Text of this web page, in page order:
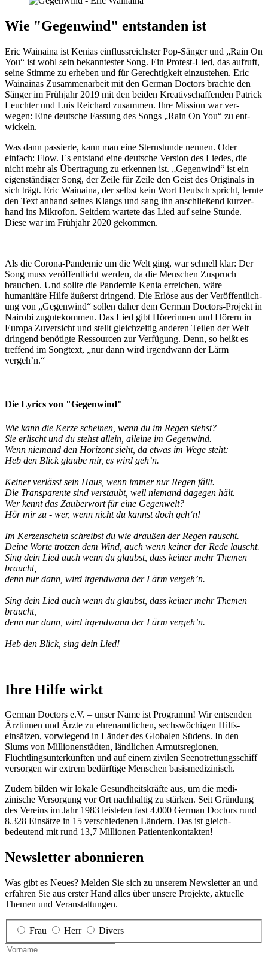
Wie "Gegenwind" entstanden ist
Eric Wainaina ist Kenias ein­fluss­reichster Pop-Sänger und „Rain On
You“ ist wohl sein be­kanntester Song. Ein Protest-Lied, das auf­ruft,
seine Stimme zu er­heben und für Gerechtig­keit einzu­stehen. Eric
Wainainas Zusammen­arbeit mit den German Doctors brachte den
Sänger im Frühjahr 2019 mit den beiden Kreativ­schaffenden Patrick
Leuchter und Luis Reichard zu­sammen. Ihre Mission war ver­
wegen: Eine deutsche Fassung des Songs „Rain On You“ zu ent­
wickeln.
Was dann passierte, kann man eine Stern­stunde nennen. Oder
einfach: Flow. Es ent­stand eine deutsche Version des Liedes, die
nicht mehr als Über­tragung zu er­kennen ist. „Gegen­wind“ ist ein
eigen­ständiger Song, der Zeile für Zeile den Geist des Originals in
sich trägt. Eric Wainaina, der selbst kein Wort Deutsch spricht, lernte
den Text an­hand seines Klangs und sang ihn an­schließend kurzer­
hand ins Mikrofon. Seit­dem wartete das Lied auf seine Stunde.
Diese war im Früh­jahr 2020 ge­kommen.
Als die Corona-Pandemie um die Welt ging, war schnell klar: Der
Song muss ver­öffentlicht werden, da die Menschen Zu­spruch
brauchen. Und sollte die Pandemie Kenia er­reichen, wäre
humanitäre Hilfe äußerst dringend. Die Erlöse aus der Ver­öffentlich­
ung von „Gegen­wind“ sollen daher dem German Doctors-Projekt in
Nairobi zugute­kommen. Das Lied gibt Hörerinnen und Hörern in
Europa Zu­versicht und stellt gleich­zeitig anderen Teilen der Welt
dringend be­nötigte Ressourcen zur Ver­fügung. Denn, so heißt es
treffend im Song­text, „nur dann wird irgendwann der Lärm
vergeh’n.“
Die Lyrics von "Gegenwind"
Wie kann die Kerze scheinen, wenn du im Regen stehst?
Sie erlischt und du stehst allein, alleine im Gegenwind.
Wenn niemand den Horizont sieht, da etwas im Wege steht:
Heb den Blick glaube mir, es wird geh’n.
Keiner verlässt sein Haus, wenn immer nur Regen fällt.
Die Transparente sind verstaubt, weil niemand dagegen hält.
Wer kennt das Zauberwort für eine Gegenwelt?
Hör mir zu - wer, wenn nicht du kannst doch geh‘n!
Im Kerzenschein schreibst du wie draußen der Regen rauscht.
Deine Worte trotzen dem Wind, auch wenn keiner der Rede lauscht.
Sing dein Lied auch wenn du glaubst, dass keiner mehr Themen
braucht,
denn nur dann, wird irgendwann der Lärm vergeh’n.
Sing dein Lied auch wenn du glaubst, dass keiner mehr Themen
braucht,
denn nur dann, wird irgendwann der Lärm vergeh’n.
Heb den Blick, sing dein Lied!
Ihre Hilfe wirkt
German Doctors e.V. – unser Name ist Programm! Wir ent­senden
Ärztinnen und Ärzte zu ehren­amtlichen, sechs­wöchigen Hilfs­
einsätzen, vor­wiegend in Länder des Globalen Südens. In den
Slums von Millionen­städten, länd­lichen Armuts­regionen,
Flüchtlings­unter­künften und auf einem zivilen Seenotrettungsschiff
versorgen wir extrem bedürftige Menschen basismedizinisch.
Zudem bilden wir lokale Gesundheitskräfte aus, um die medi­
zinische Versorgung vor Ort nach­haltig zu stärken. Seit Gründung
des Vereins im Jahr 1983 leisteten fast 4.000 German Doctors rund
8.328 Einsätze in 15 verschiedenen Ländern. Das ist gleich­
bedeutend mit rund 13,7 Millionen Patienten­kontakten!
Newsletter abonnieren
Was gibt es Neues? Melden Sie sich zu unserem Newsletter an und
erfahren Sie aus erster Hand alles über unsere Projekte, aktuelle
Themen und Veranstaltungen.
Frau Herr Divers